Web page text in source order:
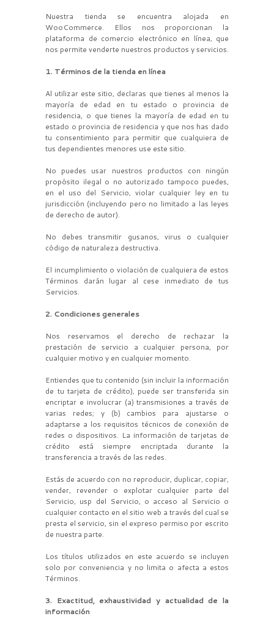
Nuestra tienda se encuentra alojada en
WooCommerce. Ellos nos proporcionan la
plataforma de comercio electrónico en línea, que
nos permite venderte nuestros productos y servicios.
1. Términos de la tienda en línea
Al utilizar este sitio, declaras que tienes al menos la
mayoría de edad en tu estado o provincia de
residencia, o que tienes la mayoría de edad en tu
estado o provincia de residencia y que nos has dado
tu consentimiento para permitir que cualquiera de
tus dependientes menores use este sitio.
No puedes usar nuestros productos con ningún
propósito ilegal o no autorizado tampoco puedes,
en el uso del Servicio, violar cualquier ley en tu
jurisdicción (incluyendo pero no limitado a las leyes
de derecho de autor).
No debes transmitir gusanos, virus o cualquier
código de naturaleza destructiva.
El incumplimiento o violación de cualquiera de estos
Términos darán lugar al cese inmediato de tus
Servicios.
2. Condiciones generales
Nos reservamos el derecho de rechazar la
prestación de servicio a cualquier persona, por
cualquier motivo y en cualquier momento.
Entiendes que tu contenido (sin incluir la información
de tu tarjeta de crédito), puede ser transferida sin
encriptar e involucrar (a) transmisiones a través de
varias redes; y (b) cambios para ajustarse o
adaptarse a los requisitos técnicos de conexión de
redes o dispositivos. La información de tarjetas de
crédito está siempre encriptada durante la
transferencia a través de las redes.
Estás de acuerdo con no reproducir, duplicar, copiar,
vender, revender o explotar cualquier parte del
Servicio, usp del Servicio, o acceso al Servicio o
cualquier contacto en el sitio web a través del cual se
presta el servicio, sin el expreso permiso por escrito
de nuestra parte.
Los títulos utilizados en este acuerdo se incluyen
solo por conveniencia y no limita o afecta a estos
Términos.
3. Exactitud, exhaustividad y actualidad de la
información